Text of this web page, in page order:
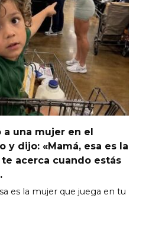
a una mujer en el
y dijo: «Mamá, esa es la
acerca cuando estás
es la mujer que juega en tu